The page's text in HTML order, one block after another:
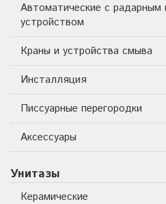
Автоматические с
устройством
Краны и устройства смыва
Инсталляция
Писсуарные перегородки
Аксессуары
Унитазы
Керамические